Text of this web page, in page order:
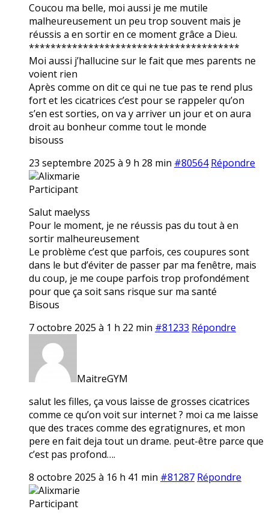
Coucou ma belle, moi aussi je me mutile
malheureusement un peu trop souvent mais je
réussis a en sortir en ce moment grâce a Dieu.
***************************************
Moi aussi j’hallucine sur le fait que mes parents ne
voient rien
Après comme on dit ce qui ne tue pas te rend plus
fort et les cicatrices c’est pour se rappeler qu’on
s’en est sorties, on va y arriver un jour et on aura
droit au bonheur comme tout le monde
bisouss
23 septembre 2025 à 9 h 28 min #80564 Répondre
Alixmarie
Participant
Salut maelyss
Pour le moment, je ne réussis pas du tout à en
sortir malheureusement
Le problème c’est que parfois, ces coupures sont
dans le but d’éviter de passer par ma fenêtre, mais
du coup, je me coupe parfois trop profondément
pour que ça soit sans risque sur ma santé
Bisous
7 octobre 2025 à 1 h 22 min #81233 Répondre
MaitreGYM
salut les filles, ça vous laisse de grosses cicatrices
comme ce qu’on voit sur internet ? moi ca me laisse
que des traces comme des egratignures, et mon
pere en fait deja tout un drame. peut-être parce que
c’est pas profond….
8 octobre 2025 à 16 h 41 min #81287 Répondre
Alixmarie
Participant